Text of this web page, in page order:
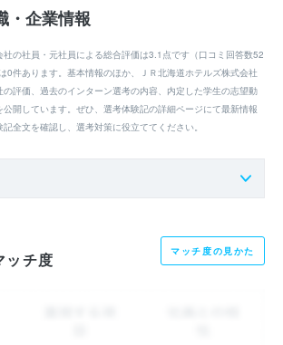
・企業情報
社の社員・元社員による総合評価は3.1点です（口コミ回答数52
0件あります。基本情報のほか、ＪＲ北海道ホテルズ株式会社
評価、過去のインターン選考の内容、内定した学生の志望動
開しています。ぜひ、選考体験記の詳細ページにて最新情報
全文を確認し、選考対策に役立ててください。
ッチ度 マッチ度の見かた